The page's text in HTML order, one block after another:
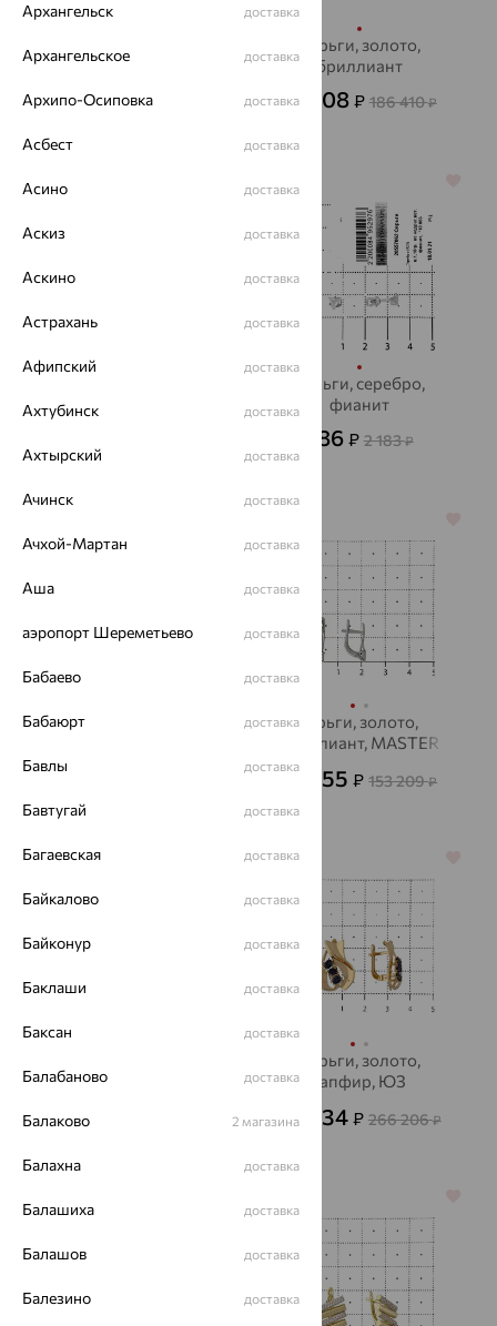
МИДАС-ПЕРМЬ
1 477₽ 4 102
Серьги, золото,
бриллиант
67 108 ₽ 186 410₽
бриллиант, Delta
Серьги, серебро,
фианит
786 ₽ 2 183₽
Серьги, золото, топаз
57 692
серьги, золото,
бриллиант, MASTER
55 155₽ 153 209₽
64%
султанит, ЮЗ
50 890
64%
Серьги, золото,
сапфир, ЮЗ
95 834 ₽ 266 206₽
Архангельск доставка
Архангельское доставка
Архипо-Осиповка доставка
Асбест доставка
Асино доставка
Аскиз доставка
Аскино доставка
Астрахань доставка
Афипский доставка
Ахтубинск доставка
Ахтырский доставка
Ачинск доставка
Ачхой-Мартан доставка
Аша доставка
аэропорт Шереметьево доставка
Бабаево доставка
Бабаюрт доставка
Бавлы доставка
Бавтугай доставка
Багаевская доставка
Байкалово доставка
Байконур доставка
Баклаши доставка
Баксан доставка
Балабаново доставка
Балаково 2 магазина
Балахна доставка
Балашиха доставка
Балашов доставка
Балезино доставка